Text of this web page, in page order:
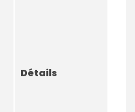
Détails